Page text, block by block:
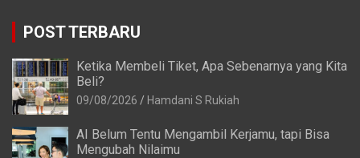
POST TERBARU
Ketika Membeli Tiket, Apa Sebenarnya yang Kita
Beli?
09/08/2026 Hamdani S Rukiah
AI Belum Tentu Mengambil Kerjamu, tapi Bisa
Mengubah Nilaimu